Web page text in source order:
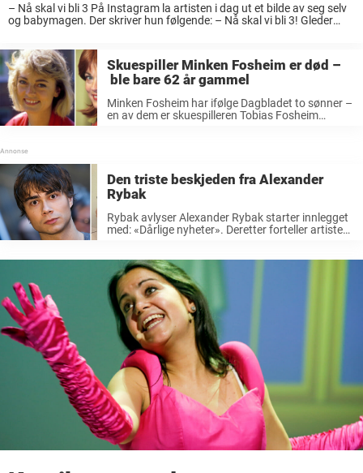
– Nå skal vi bli 3 På Instagram la artisten i dag ut et bilde av seg selv
og babymagen. Der skriver hun følgende: – Nå skal vi bli 3! Gleder
Skuespiller Minken Fosheim er død –
ble bare 62 år gammel
Minken Fosheim har ifølge Dagbladet to sønner –
en av dem er skuespilleren Tobias Fosheim
Den triste beskjeden fra Alexander
Rybak
Rybak avlyser Alexander Rybak starter innlegget
med: «Dårlige nyheter». Deretter forteller artisten
unnskyldning til alle som har kjøpt billetter. ...